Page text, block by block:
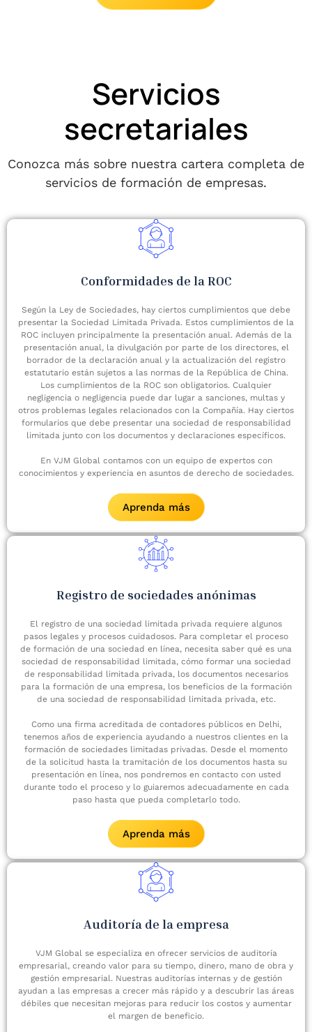
Servicios
secretariales
Conozca más sobre nuestra cartera completa de
servicios de formación de empresas.
Conformidades de la ROC
Según la Ley de Sociedades, hay ciertos cumplimientos que debe
presentar la Sociedad Limitada Privada. Estos cumplimientos de la
ROC incluyen principalmente la presentación anual. Además de la
presentación anual, la divulgación por parte de los directores, el
borrador de la declaración anual y la actualización del registro
estatutario están sujetos a las normas de la República de China.
Los cumplimientos de la ROC son obligatorios. Cualquier
negligencia o negligencia puede dar lugar a sanciones, multas y
otros problemas legales relacionados con la Compañía. Hay ciertos
formularios que debe presentar una sociedad de responsabilidad
limitada junto con los documentos y declaraciones específicos.
En VJM Global contamos con un equipo de expertos con
conocimientos y experiencia en asuntos de derecho de sociedades.
Aprenda más
Registro de sociedades anónimas
El registro de una sociedad limitada privada requiere algunos
pasos legales y procesos cuidadosos. Para completar el proceso
de formación de una sociedad en línea, necesita saber qué es una
sociedad de responsabilidad limitada, cómo formar una sociedad
de responsabilidad limitada privada, los documentos necesarios
para la formación de una empresa, los beneficios de la formación
de una sociedad de responsabilidad limitada privada, etc.
Como una firma acreditada de contadores públicos en Delhi,
tenemos años de experiencia ayudando a nuestros clientes en la
formación de sociedades limitadas privadas. Desde el momento
de la solicitud hasta la tramitación de los documentos hasta su
presentación en línea, nos pondremos en contacto con usted
durante todo el proceso y lo guiaremos adecuadamente en cada
paso hasta que pueda completarlo todo.
Aprenda más
Auditoría de la empresa
VJM Global se especializa en ofrecer servicios de auditoría
empresarial, creando valor para su tiempo, dinero, mano de obra y
gestión empresarial. Nuestras auditorías internas y de gestión
ayudan a las empresas a crecer más rápido y a descubrir las áreas
débiles que necesitan mejoras para reducir los costos y aumentar
el margen de beneficio.